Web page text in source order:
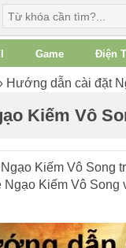
Game Điện
Hướng dẫn cài đặt
Kiếm Vô
Kiếm Vô Song
Ngạo Kiếm Vô Song